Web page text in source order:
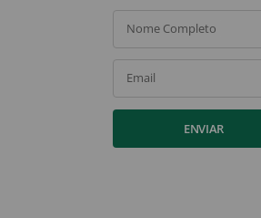
Nome Completo
Email
ENVIAR